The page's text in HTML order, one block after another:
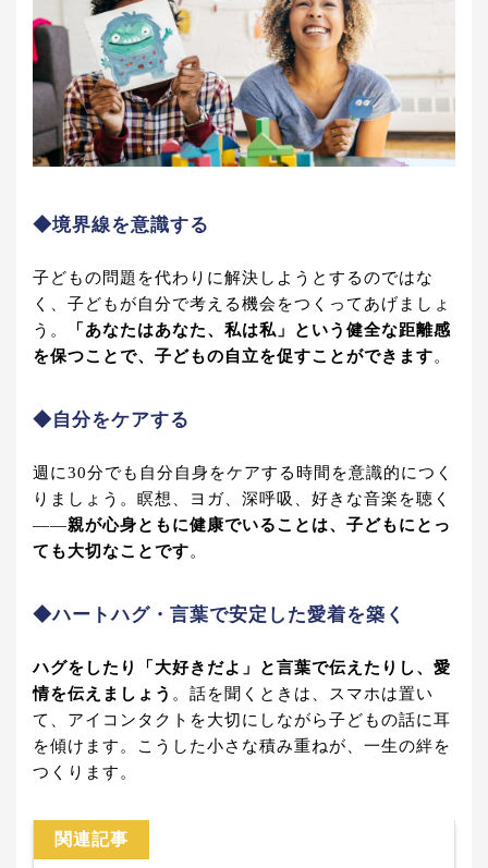
◆境界線を意識する
子どもの問題を代わりに解決しようとするのではな
く、子どもが自分で考える機会をつくってあげましょ
う。
「あなたはあなた、私は私」という健全な距離感
を保つことで、子どもの自立を促すことができます。
◆自分をケアする
週に30分でも自分自身をケアする時間を意識的につく
りましょう。瞑想、ヨガ、深呼吸、好きな音楽を聴く
——親が心身ともに健康でいることは、子どもにとっ
ても大切なことです。
◆ハートハグ・言葉で安定した愛着を築く
ハグをしたり「大好きだよ」と言葉で伝えたりし、愛
情を伝えましょう 。話を聞くときは、スマホは置い
て、アイコンタクトを大切にしながら子どもの話に耳
を傾けます。こうした小さな積み重ねが、一生の絆を
つくります。
関連記事